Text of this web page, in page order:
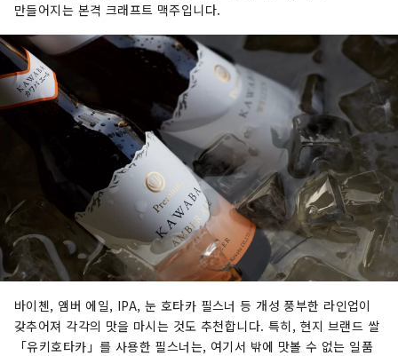
만들어지는 본격 크래프트 맥주입니다.
바이첸, 앰버 에일, IPA, 눈 호타카 필스너 등 개성 풍부한 라인업이
갖추어져 각각의 맛을 마시는 것도 추천합니다. 특히, 현지 브랜드 쌀
「유키호타카」를 사용한 필스너는, 여기서 밖에 맛볼 수 없는 일품